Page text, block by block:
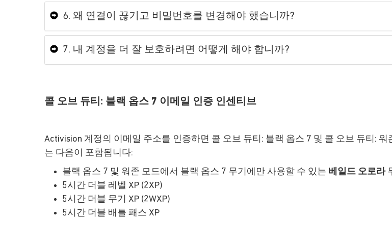
6. 왜 연결이 끊기고 비밀번호를 변경해야 했습니까?
7. 내 계정을 더 잘 보호하려면 어떻게 해야 합니까?
콜 오브 듀티: 블랙 옵스 7 이메일 인증 인센티브
Activision 계정의 이메일 주소를 인증하면 콜 오브 듀티: 블랙 옵스 7 및 콜 오브 듀티:
는 다음이 포함됩니다:
블랙 옵스 7 및 워존 모드에서 블랙 옵스 7 무기에만 사용할 수 있는 베일드 오로라
5시간 더블 레벨 XP (2XP)
5시간 더블 무기 XP (2WXP)
5시간 더블 배틀 패스 XP